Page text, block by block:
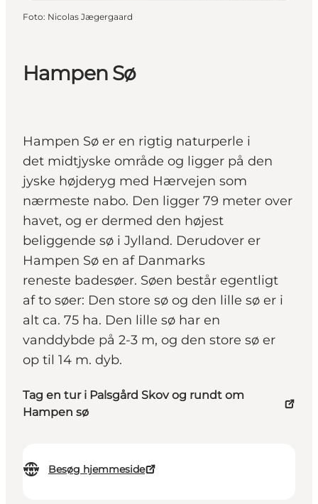
Hampen Sø
Hampen Sø er en rigtig naturperle i
det midtjyske område og ligger på den
jyske højderyg med Hærvejen som
nærmeste nabo. Den ligger 79 meter over
havet, og er dermed den højest
beliggende sø i Jylland. Derudover er
Hampen Sø en af Danmarks
reneste badesøer. Søen består egentligt
af to søer: Den store sø og den lille sø er i
alt ca. 75 ha. Den lille sø har en
vanddybde på 2-3 m, og den store sø er
op til 14 m. dyb.
Tag en tur i Palsgård Skov og rundt om
Hampen sø
Besøg hjemmeside
Foto: Nicolas Jægergaard